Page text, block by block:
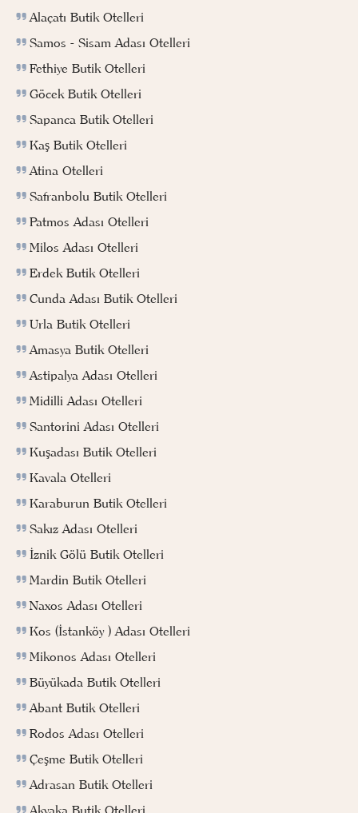
Alaçatı Butik Otelleri
Samos - Sisam Adası Otelleri
Fethiye Butik Otelleri
Göcek Butik Otelleri
Sapanca Butik Otelleri
Kaş Butik Otelleri
Atina Otelleri
Safranbolu Butik Otelleri
Patmos Adası Otelleri
Milos Adası Otelleri
Erdek Butik Otelleri
Cunda Adası Butik Otelleri
Urla Butik Otelleri
Amasya Butik Otelleri
Astipalya Adası Otelleri
Midilli Adası Otelleri
Santorini Adası Otelleri
Kuşadası Butik Otelleri
Kavala Otelleri
Karaburun Butik Otelleri
Sakız Adası Otelleri
İznik Gölü Butik Otelleri
Mardin Butik Otelleri
Naxos Adası Otelleri
Kos (İstanköy ) Adası Otelleri
Mikonos Adası Otelleri
Büyükada Butik Otelleri
Abant Butik Otelleri
Rodos Adası Otelleri
Çeşme Butik Otelleri
Adrasan Butik Otelleri
Akyaka Butik Otelleri